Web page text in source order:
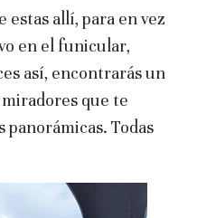
estas allí, para en vez
en el funicular,
así, encontrarás un
que te
Todas